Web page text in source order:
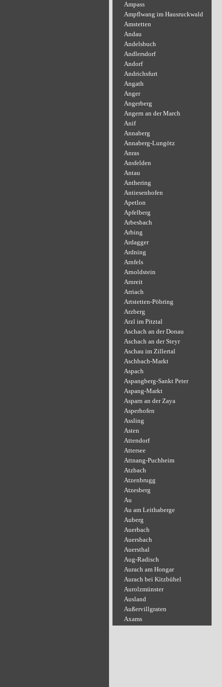
Ampass
Ampflwang im Hausruckwald
Amstetten
Andau
Andelsbuch
Andlersdorf
Andorf
Andrichsfurt
Angath
Anger
Angerberg
Angern an der March
Anif
Annaberg
Annaberg-Lungötz
Anras
Ansfelden
Antau
Anthering
Antiesenhofen
Apetlon
Apfelberg
Arbesbach
Arbing
Ardagger
Ardning
Arnfels
Arnoldstein
Arnreit
Arriach
Artstetten-Pöbring
Arzberg
Arzl im Pitztal
Aschach an der Donau
Aschach an der Steyr
Aschau im Zillertal
Aschbach-Markt
Aspach
Aspangberg-Sankt Peter
Aspang-Markt
Asparn an der Zaya
Asperhofen
Assling
Asten
Attendorf
Attersee
Attnang-Puchheim
Atzbach
Atzenbrugg
Atzesberg
Au
Au am Leithaberge
Auberg
Auerbach
Auersbach
Auersthal
Aug-Radisch
Aurach am Hongar
Aurach bei Kitzbühel
Aurolzmünster
Ausland
Außervillgraten
Axams